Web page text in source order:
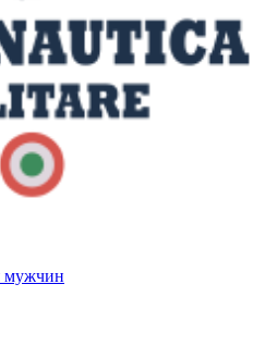
мужчин